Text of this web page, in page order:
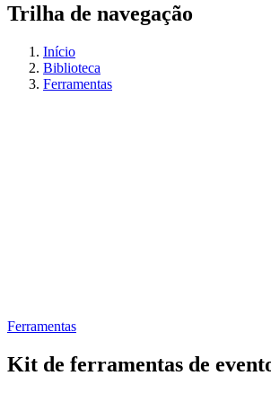
Trilha de navegação
Início
Biblioteca
Ferramentas
Ferramentas
Kit de ferramentas de